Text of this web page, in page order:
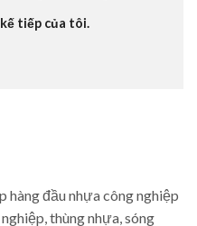
tiếp của tôi.
hàng đầu nhựa công nghiệp
thùng nhựa, sóng